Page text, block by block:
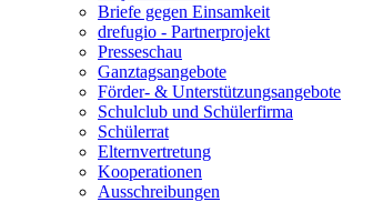
Briefe gegen Einsamkeit
drefugio - Partnerprojekt
Presseschau
Ganztagsangebote
Förder- & Unterstützungsangebote
Schulclub und Schülerfirma
Schülerrat
Elternvertretung
Kooperationen
Ausschreibungen